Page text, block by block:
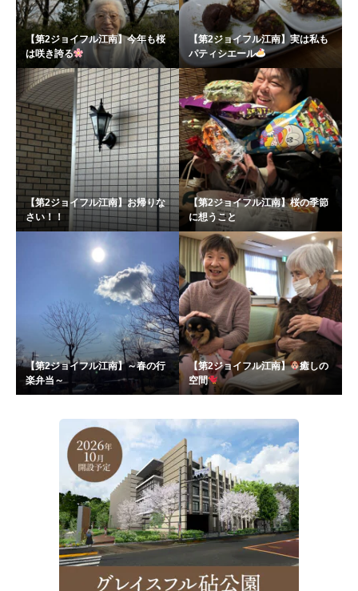
【第2ジョイフル江南】今年も桜
は咲き誇る
【第2ジョイフル江南】実は私も
パティシエール
【第2ジョイフル江南】お帰りな
さい！！
【第2ジョイフル江南】桜の季節
に想うこと
【第2ジョイフル江南】～春の行
楽弁当～
【第2ジョイフル江南】
癒しの
空間